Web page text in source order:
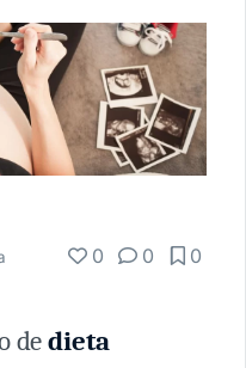
0 0 0
dedieta